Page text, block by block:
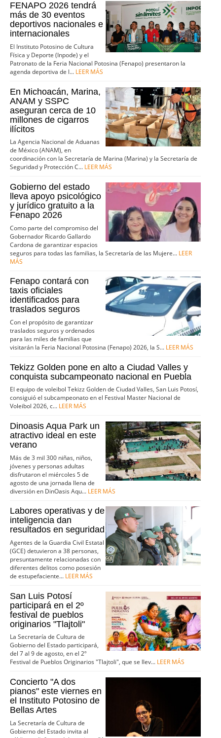
FENAPO 2026 tendrá
más de 30 eventos
deportivos nacionales e
internacionales
El Instituto Potosino de Cultura
Física y Deporte (Inpode) y el
Patronato de la Feria Nacional Potosina (Fenapo) presentaron la
agenda deportiva de l... LEER MÁS
En Michoacán, Marina,
ANAM y SSPC
aseguran cerca de 10
millones de cigarros
ilícitos
La Agencia Nacional de Aduanas
de México (ANAM), en
coordinación con la Secretaría de Marina (Marina) y la Secretaría de
Seguridad y Protección C... LEER MÁS
Gobierno del estado
lleva apoyo psicológico
y jurídico gratuito a la
Fenapo 2026
Como parte del compromiso del
Gobernador Ricardo Gallardo
Cardona de garantizar espacios
seguros para todas las familias, la Secretaría de las Mujere... LEER
MÁS
Fenapo contará con
taxis oficiales
identificados para
traslados seguros
Con el propósito de garantizar
traslados seguros y ordenados
para las miles de familias que
visitarán la Feria Nacional Potosina (Fenapo) 2026, la S... LEER MÁS
Tekizz Golden pone en alto a Ciudad Valles y
conquista subcampeonato nacional en Puebla
El equipo de voleibol Tekizz Golden de Ciudad Valles, San Luis Potosí,
consiguió el subcampeonato en el Festival Master Nacional de
Voleibol 2026, c... LEER MÁS
Dinoasis Aqua Park un
atractivo ideal en este
verano
Más de 3 mil 300 niñas, niños,
jóvenes y personas adultas
disfrutaron el miércoles 5 de
agosto de una jornada llena de
diversión en DinOasis Aqu... LEER MÁS
Labores operativas y de
inteligencia dan
resultados en seguridad
Agentes de la Guardia Civil Estatal
(GCE) detuvieron a 38 personas,
presuntamente relacionadas con
diferentes delitos como posesión
de estupefaciente... LEER MÁS
San Luis Potosí
participará en el 2º
festival de pueblos
originarios "Tlajtoli"
La Secretaría de Cultura de
Gobierno del Estado participará,
del 7 al 9 de agosto, en el 2º
Festival de Pueblos Originarios "Tlajtoli", que se llev... LEER MÁS
Concierto "A dos
pianos" este viernes en
el Instituto Potosino de
Bellas Artes
La Secretaría de Cultura de
Gobierno del Estado invita al